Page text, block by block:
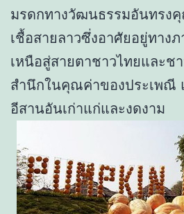
มรดกทางวัฒนธรรมอันทรง
เชื้อสายลาวซึ่งอาศัยอยู่ทาง
เหนือสู่สายตาชาวไทยและช
สำนึกในคุณค่าของประเพณี
อีสานอันเก่าแก่และงดงาม